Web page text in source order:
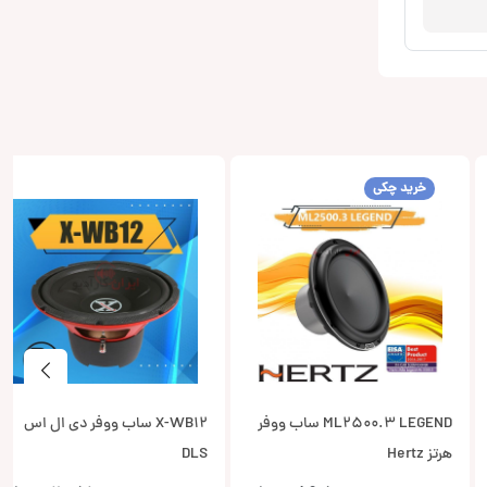
خرید چکی
ML2500.3 LEGEND ساب ووفر
هرتز Hertz
X-WB12 ساب ووفر دی ال اس
DLS